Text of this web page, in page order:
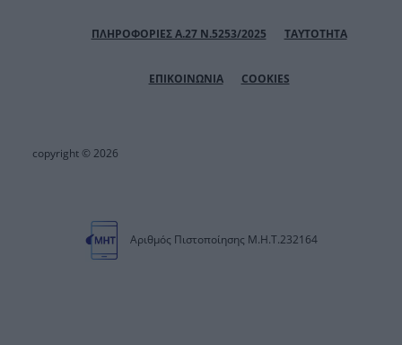
ΠΛΗΡΟΦΟΡΙΕΣ Α.27 Ν.5253/2025 ΤΑΥΤΟΤΗΤΑ
ΕΠΙΚΟΙΝΩΝΙΑ COOKIES
copyright © 2026
Αριθμός Πιστοποίησης Μ.Η.Τ.232164